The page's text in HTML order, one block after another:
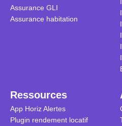
Assurance GLI
Assurance habitation
Ressources
App Horiz Alertes
Plugin rendement locatif